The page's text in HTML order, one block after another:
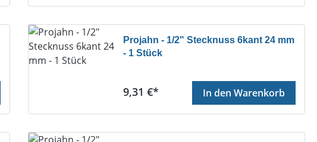
Projahn - 1/2" Stecknuss 6kant 24 mm
- 1 Stück
Regulärer Preis:
9,31 €* In den Warenkorb